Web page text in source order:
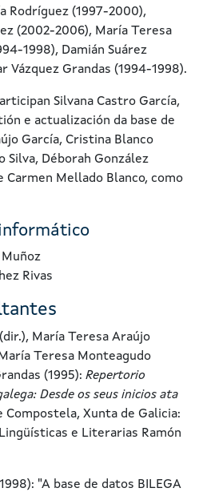
Rodríguez (1997-2000),
(2002-2006), María Teresa
1998), Damián Suárez
Vázquez Grandas (1994-1998).
Silvana Castro García,
e actualización da base de
García, Cristina Blanco
Silva, Déborah González
Carmen Mellado Blanco, como
Muñoz
Rivas
María Teresa Araújo
Teresa Monteagudo
(1995): Repertorio
Desde os seus inicios ata
Compostela, Xunta de Galicia:
e Literarias Ramón
"A base de datos BILEGA